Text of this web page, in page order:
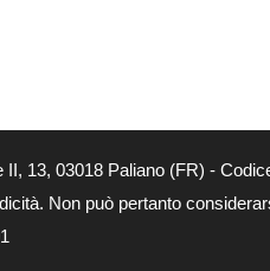
13, 03018 Paliano (FR) -
Non può pertanto